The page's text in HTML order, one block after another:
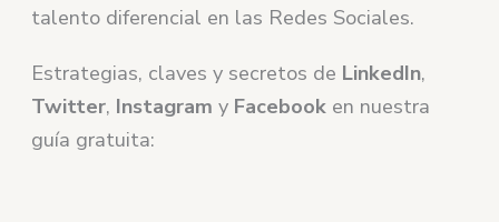
talento diferencial en las Redes Sociales.
Estrategias, claves y secretos de LinkedIn,
Twitter, Instagram y Facebook en nuestra
guía gratuita: